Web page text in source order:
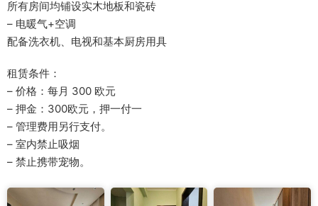
所有房间均铺设实木地板和瓷砖
– 电暖气+空调
配备洗衣机、电视和基本厨房用具
租赁条件：
– 价格：每月 300 欧元
– 押金：300欧元，押一付一
– 管理费用另行支付。
– 室内禁止吸烟
– 禁止携带宠物。